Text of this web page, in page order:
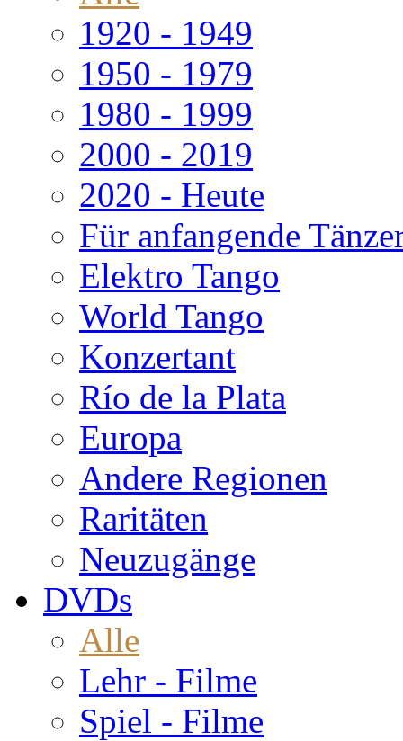
1920 - 1949
1950 - 1979
1980 - 1999
2000 - 2019
2020 - Heute
Für anfangende
Elektro Tango
World Tango
Konzertant
Río de la Plata
Europa
Andere Regionen
Raritäten
Neuzugänge
DVDs
Alle
Lehr - Filme
Spiel - Filme